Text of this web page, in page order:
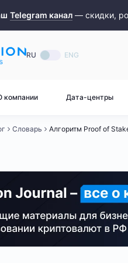
Telegram канал — скидки,
RU ENG
компании Дата-центры
Готовый
Готовый
Готовый
Готовый
Готовый
Словарь Алгоритм Proof of